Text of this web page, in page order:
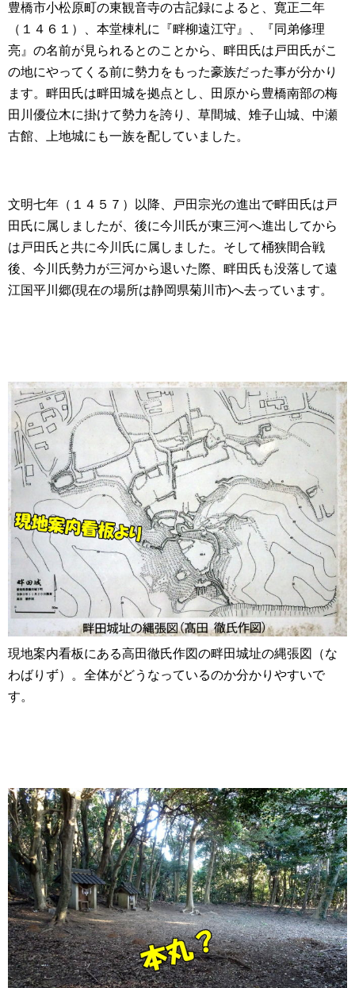
豊橋市小松原町の東観音寺の古記録によると、寛正二年
（１４６１）、本堂棟札に『畔柳遠江守』、『同弟修理
亮』の名前が見られるとのことから、畔田氏は戸田氏がこ
の地にやってくる前に勢力をもった豪族だった事が分かり
ます。畔田氏は畔田城を拠点とし、田原から豊橋南部の梅
田川優位木に掛けて勢力を誇り、草間城、雉子山城、中瀬
古館、上地城にも一族を配していました。
文明七年（１４５７）以降、戸田宗光の進出で畔田氏は戸
田氏に属しましたが、後に今川氏が東三河へ進出してから
は戸田氏と共に今川氏に属しました。そして桶狭間合戦
後、今川氏勢力が三河から退いた際、畔田氏も没落して遠
江国平川郷(現在の場所は静岡県菊川市)へ去っています。
現地案内看板にある高田徹氏作図の畔田城址の縄張図（な
わばりず）。全体がどうなっているのか分かりやすいで
す。